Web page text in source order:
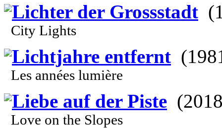
Lichter der Grossstadt
City Lights
Lichtjahre entfernt
Les années lumière
Liebe auf der Piste
Love on the Slopes